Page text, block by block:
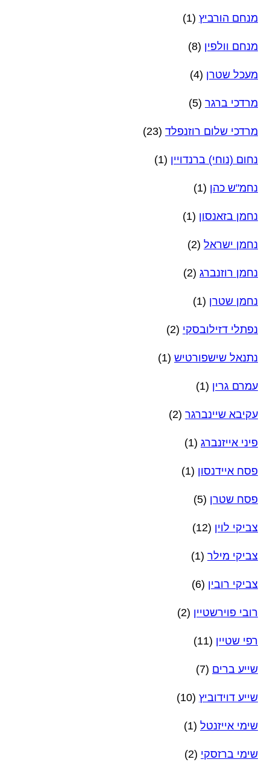
מנחם הורביץ (1)
מנחם וולפין (8)
מעכל שטרן (4)
מרדכי ברגר (5)
מרדכי שלום רוזנפלד (23)
נחום (נוחי) ברנדויין (1)
נחמ"ש כהן (1)
נחמן בזאנסון (1)
נחמן ישראל (2)
נחמן רוזנברג (2)
נחמן שטרן (1)
נפתלי דזילובסקי (2)
נתנאל שישפורטיש (1)
עמרם גרין (1)
עקיבא שיינברגר (2)
פיני אייזנברג (1)
פסח איידנסון (1)
פסח שטרן (5)
צביקי לוין (12)
צביקי מילר (1)
צביקי רובין (6)
רובי פוירשטיין (2)
רפי שטיין (11)
שייע ברים (7)
שייע דוידוביץ (10)
שימי אייזנטל (1)
שימי ברזסקי (2)